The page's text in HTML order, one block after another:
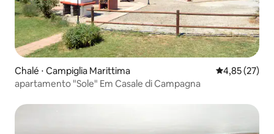
Chalé ⋅ Campiglia Marittima 4,85 de uma
4,85 (27)
apartamento "Sole" Em Casale di Campagna